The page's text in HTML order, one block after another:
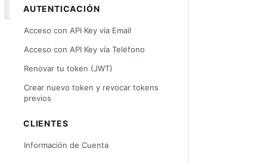
AUTENTICACIÓN
Acceso con API Key vía Email
Acceso con API Key vía Teléfono
Renovar tu token (JWT)
Crear nuevo token y revocar tokens
previos
CLIENTES
Información de Cuenta